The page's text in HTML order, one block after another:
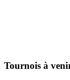
Tournois à